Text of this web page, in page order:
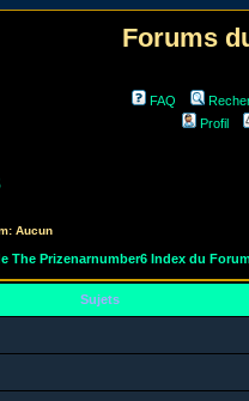
Forums
FAQ
Profil
Aucun
The Prizenarnumber6 Index du
Sujets